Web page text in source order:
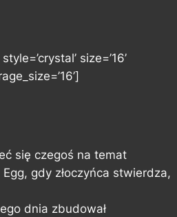
size=’16’
się czegoś na temat
gdy złoczyńca stwierdza,
dnia zbudował